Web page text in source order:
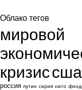
Облако тегов
мировой
кризиссша
россия путин сирия нато